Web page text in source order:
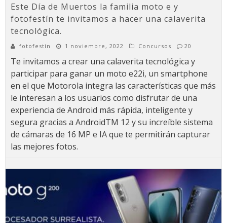
Este Día de Muertos la familia moto e y
fotofestín te invitamos a hacer una calaverita
tecnológica.
fotofestín 1 noviembre, 2022 Concursos 20
Te invitamos a crear una calaverita tecnológica y
participar para ganar un moto e22i, un smartphone
en el que Motorola integra las características que más
le interesan a los usuarios como disfrutar de una
experiencia de Android más rápida, inteligente y
segura gracias a AndroidTM 12 y su increíble sistema
de cámaras de 16 MP e IA que te permitirán capturar
las mejores fotos.